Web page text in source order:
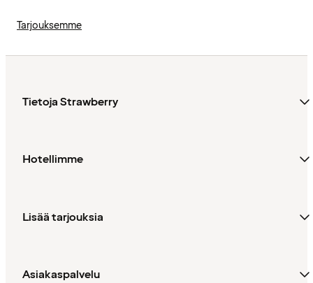
Tarjouksemme
Tietoja Strawberry
Hotellimme
Lisää tarjouksia
Asiakaspalvelu